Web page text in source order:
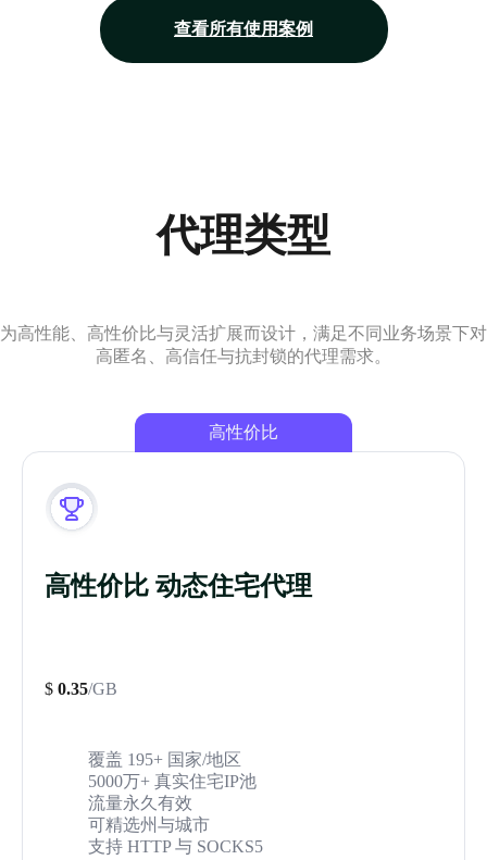
查看所有使用案例
代理类型
为高性能、高性价比与灵活扩展而设计，满足不同业务场景下对
高匿名、高信任与抗封锁的代理需求。
高性价比
高性价比 动态住宅代理
$ 0.35/GB
覆盖 195+ 国家/地区
5000万+ 真实住宅IP池
流量永久有效
可精选州与城市
支持 HTTP 与 SOCKS5